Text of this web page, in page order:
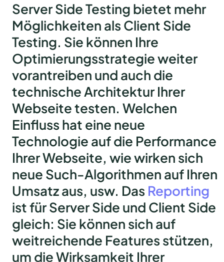
Server Side Testing bietet mehr
Möglichkeiten als Client Side
Testing. Sie können Ihre
Optimierungsstrategie weiter
vorantreiben und auch die
technische Architektur Ihrer
Webseite testen. Welchen
Einfluss hat eine neue
Technologie auf die Performance
Ihrer Webseite, wie wirken sich
neue Such-Algorithmen auf Ihren
Umsatz aus, usw. Das Reporting
ist für Server Side und Client Side
gleich: Sie können sich auf
weitreichende Features stützen,
um die Wirksamkeit Ihrer